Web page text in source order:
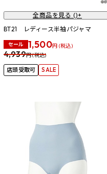
全商品を見る ()+
BT21 レディース半袖パジャマ
セール 1,500円 (税込)
4,939円 (税込)
店頭受取可 SALE